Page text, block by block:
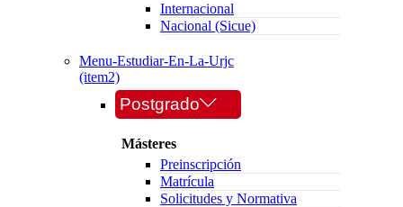
Internacional
Nacional (Sicue)
Menu-Estudiar-En-La-Urjc
(item2)
Postgrado
Másteres
Preinscripción
Matrícula
Solicitudes y Normativa